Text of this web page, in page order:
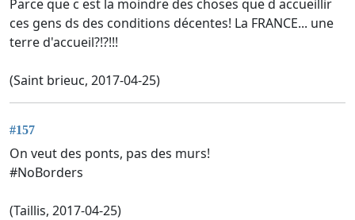
Parce que c est la moindre des choses que d accueillir
ces gens ds des conditions décentes! La FRANCE... une
terre d'accueil?!?!!!
(Saint brieuc, 2017-04-25)
#157
On veut des ponts, pas des murs!
#NoBorders
(Taillis, 2017-04-25)